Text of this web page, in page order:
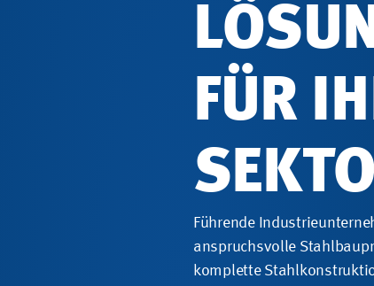
FÜR
Führende
anspruchsvolle
komplette